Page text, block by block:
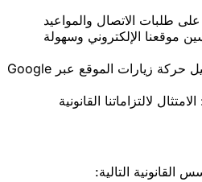
على طلبات الاتصال والمواعيد
موقعنا الإلكتروني وسهولة
: تحليل حركة زيارات الموقع عبر Google
الامتثال لالتزاماتنا القانونية
القانونية التالية: